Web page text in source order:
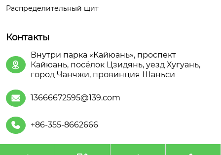
Распределительный щит
Контакты

Внутри парка «Кайюань», проспект
Кайюань, посёлок Цзидянь, уезд Хугуань,
город Чанчжи, провинция Шаньси
 13666672595@139.com
 +86-355-8662666